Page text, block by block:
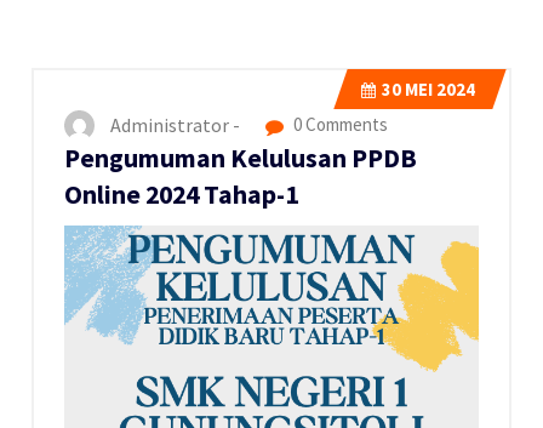
30 MEI 2024
Administrator - 0 Comments
Pengumuman Kelulusan PPDB
Online 2024 Tahap-1